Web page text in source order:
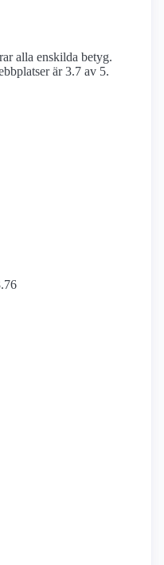
alla enskilda betyg.
är 3.7 av 5.